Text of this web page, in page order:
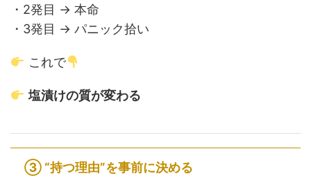
・2発目 → 本命
・3発目 → パニック拾い
これで
塩漬けの質が変わる
③ “持つ理由”を事前に決める